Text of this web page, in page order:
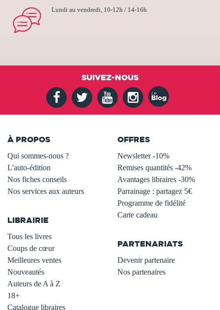
Lundi au vendredi, 10-12h / 14-16h
SUIVEZ-NOUS
À PROPOS
Qui sommes-nous ?
L'auto-édition
Nos fiches conseils
Nos services aux auteurs
LIBRAIRIE
Tous les livres
Coups de cœur
Meilleures ventes
Nouveautés
Auteurs de A à Z
18+
Catalogue libraires
OFFRES
Newsletter -10%
Remises quantités -42%
Avantages libraires -30%
Parrainage : partagez 5€
Programme de fidélité
Carte cadeau
PARTENARIATS
Devenir partenaire
Nos partenaires